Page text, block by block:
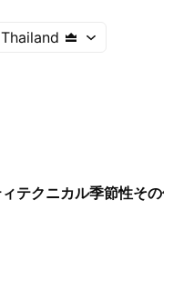
テクニカル季節性その